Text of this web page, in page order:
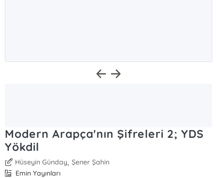
Modern Arapça'nın Şifreleri 2; YDS
Yökdil
Hüseyin Günday, Şener Şahin
Emin Yayınları